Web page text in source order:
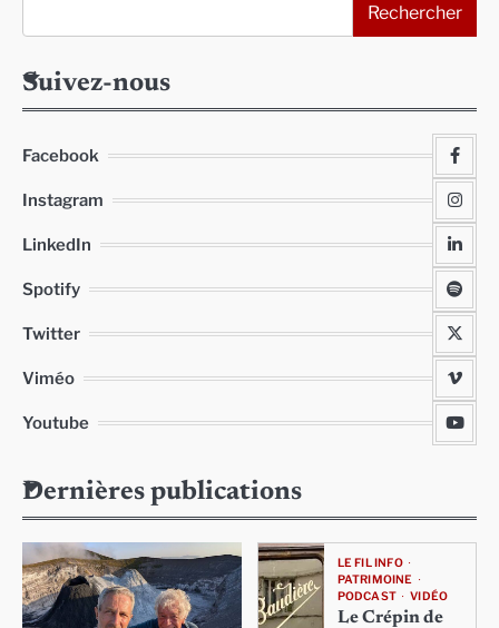
Rechercher
Suivez-nous
Facebook
Instagram
LinkedIn
Spotify
Twitter
Viméo
Youtube
Dernières publications
LE FIL INFO
PATRIMOINE
PODCAST
VIDÉO
Le Crépin de